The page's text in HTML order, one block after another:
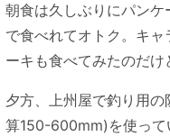
朝食は久しぶりにパン
で食べれてオトク。キ
ーキも食べてみたのだけ
夕方、上州屋で釣り用
算150-600mm)を使って